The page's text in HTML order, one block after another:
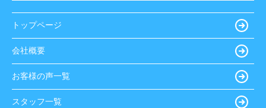
トップページ
会社概要
お客様の声一覧
スタッフ一覧